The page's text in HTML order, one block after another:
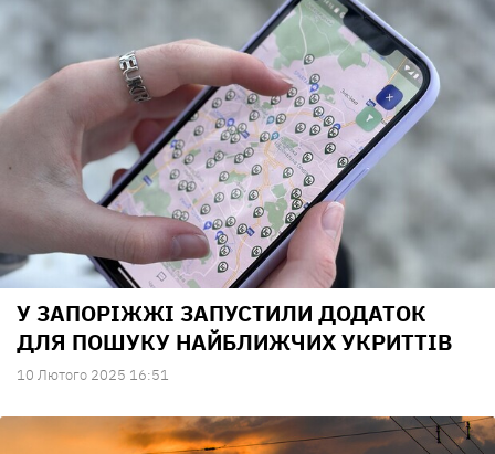
У ЗАПОРІЖЖІ ЗАПУСТИЛИ ДОДАТОК
ДЛЯ ПОШУКУ НАЙБЛИЖЧИХ УКРИТТІВ
10 Лютого 2025 16:51